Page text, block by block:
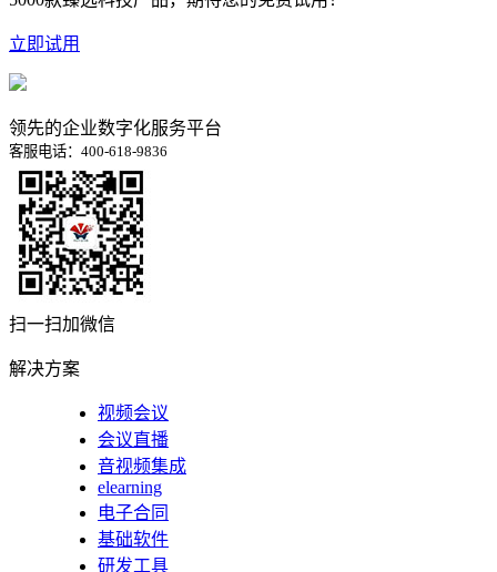
立即试用
领先的企业数字化服务平台
客服电话：400-618-9836
扫一扫加微信
解决方案
视频会议
会议直播
音视频集成
elearning
电子合同
基础软件
研发工具